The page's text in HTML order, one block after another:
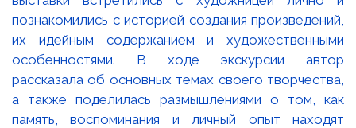
познакомились с историей создания произведений,
их идейным содержанием и художественными
особенностями. В ходе экскурсии автор
рассказала об основных темах своего творчества,
а также поделилась размышлениями о том, как
память, воспоминания и личный опыт находят